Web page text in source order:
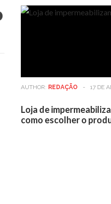
AUTHOR: REDAÇÃO - 17 DE
Loja de
como escolher o